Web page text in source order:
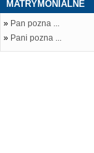
MATRYMONIALNE
» Pan pozna ...
» Pani pozna ...